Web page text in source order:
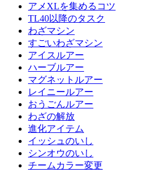
アメXLを集めるコツ
TL40以降のタスク
わざマシン
すごいわざマシン
アイスルアー
ハーブルアー
マグネットルアー
レイニールアー
おうごんルアー
わざの解放
進化アイテム
イッシュのいし
シンオウのいし
チームカラー変更